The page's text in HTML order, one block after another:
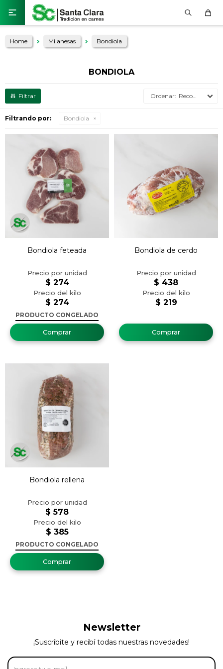

Home Milanesas Bondiola
BONDIOLA
Recomendados
Filtrando por: Bondiola
Bondiola feteada
$ 274
$ 274
PRODUCTO CONGELADO
Bondiola de cerdo
$ 219
$ 438
Bondiola rellena
$ 385
$ 578
PRODUCTO CONGELADO
Newsletter
¡Suscribite y recibí todas nuestras novedades!